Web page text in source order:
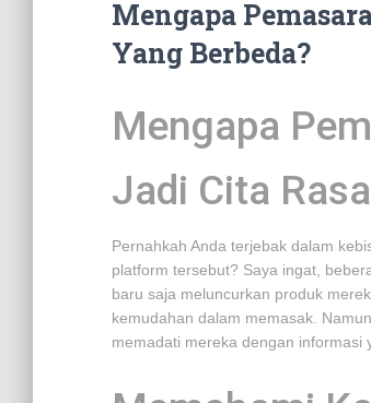
Mengapa
Yang Berbeda?
Mengapa
Jadi Cita
Pernahkah Anda terjebak dalam
platform tersebut? Saya ingat,
baru saja meluncurkan produk
kemudahan dalam memasak.
memadati mereka dengan informasi